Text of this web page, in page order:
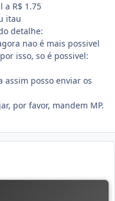
a R$ 1.75
itau
detalhe:
nao é mais possivel
isso, so é possivel:
assim posso enviar os
por favor, mandem MP.